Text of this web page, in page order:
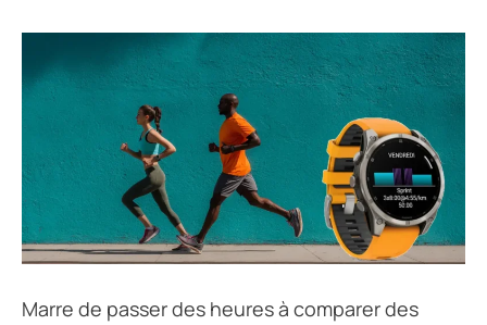
Marre de passer des heures à comparer des